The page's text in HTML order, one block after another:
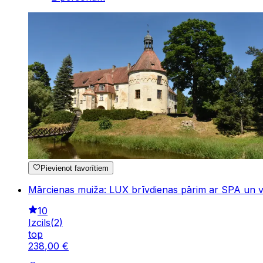
Pievienot favorītiem
Mārcienas muiža: LUX brīvdienas pārim ar SPA un
10
Izcils(2)
top
238,00 €